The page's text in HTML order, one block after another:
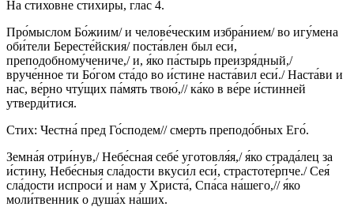
На стихо́вне стихи́ры, глас 4.
Про́мыслом Бо́жиим/ и челове́ческим избра́нием/ во игу́мена
оби́тели Бересте́йския/ поста́влен был еси́,
преподобному́чениче,/ и, я́ко па́стырь преизря́дный,/
вруче́нное ти Бо́гом ста́до во и́стине наста́вил еси́./ Наста́ви и
нас, ве́рно чту́щих па́мять твою́,// ка́ко в ве́ре и́стинней
утверди́тися.
Стих: Честна́ пред Го́сподем// смерть преподо́бных Его́.
Земна́я отри́нув,/ Небе́сная себе́ уготовля́я,/ я́ко страда́лец за
и́стину, Небе́сныя сла́дости вкуси́л еси́, страстоте́рпче./ Сея́
сла́дости испроси́ и нам у Христа́, Спа́са на́шего,// я́ко
моли́твенник о душа́х на́ших.